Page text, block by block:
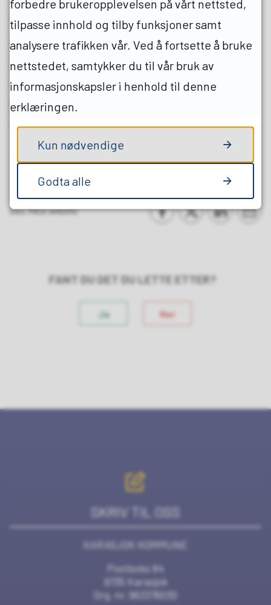
Regningen sendes til eiers folkeregistrerte
adresse. Hvis regningen skal sendes til en
annen adresse enn folkeregistrert adresse, må
adresseopplysninger endres i folkeregisteret.
Informasjon om hvordan du går frem finnes
underhjemmesidene til skatteetaten .
Sist endret 13.01.2026 15.18
DEL MED ANDRE
FANT DU DET DU LETTE ETTER?
Ja Nei
SKRIV TIL OSS
KARASJOK KOMMUNE
Postboks 84
9735 Karasjok
Org. nr. 963376030
forbedre brukeropplevelsen på vårt nettsted,
tilpasse innhold og tilby funksjoner samt
analysere trafikken vår. Ved å fortsette å bruke
nettstedet, samtykker du til vår bruk av
informasjonskapsler i henhold til denne
erklæringen.
Kun nødvendige
Godta alle